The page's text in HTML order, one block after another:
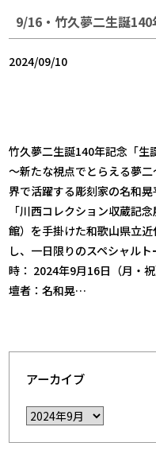
2024/09/10
竹久夢二生誕140年記念「生
～新たな視点でとらえる夢
界で活躍する彫刻家の名和
「川西コレクション収蔵記
館）を手掛けた和歌山県立
し、一日限りのスペシャル
時： 2024年9月16日（月・
壇者：名和晃…
アーカイブ